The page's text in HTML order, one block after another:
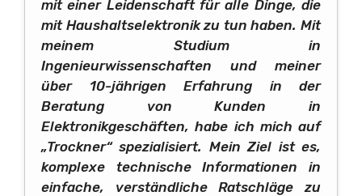
mit einer Leidenschaft für alle Dinge, die
mit Haushaltselektronik zu tun haben. Mit
meinem Studium in
Ingenieurwissenschaften und meiner
über 10-jährigen Erfahrung in der
Beratung von Kunden in
Elektronikgeschäften, habe ich mich auf
„Trockner“ spezialisiert. Mein Ziel ist es,
komplexe technische Informationen in
einfache, verständliche Ratschläge zu